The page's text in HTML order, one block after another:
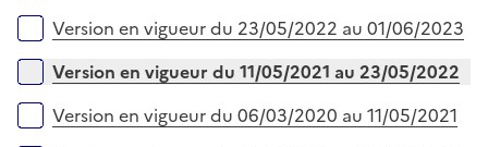
Version en vigueur du 23/05/2022 au 01/06/2023
Version en vigueur du 11/05/2021 au 23/05/2022
Version en vigueur du 06/03/2020 au 11/05/2021